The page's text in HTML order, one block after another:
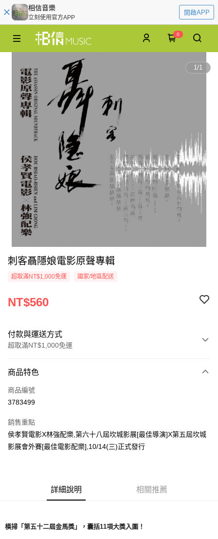
相信音樂
立刻使用官方APP
開啟APP
0
1/1
刺客聶隱娘電影原聲專輯
超取滿NT$1,000免運 國家/地區配送
NT$560
付款與運送方式
超取滿NT$1,000免運
信用卡一次付款
超商取貨付款
Apple Pay
悠遊付
運送方式
商品特色
商品編號
3783499
銷售重點
侯孝賢電影X林強配樂,第六十八屆坎城影展[最佳導演]X第五屆坎城
影展會外賽[最佳電影配樂],10/14(三)正式發行
詳細說明 相關推薦
橫掃 「第五十二屆金馬獎 」，囊括11項大獎入 圍 ！